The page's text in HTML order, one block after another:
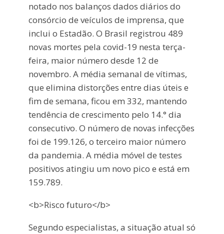
notado nos balanços dados diários do
consórcio de veículos de imprensa, que
inclui o Estadão. O Brasil registrou 489
novas mortes pela covid-19 nesta terça-
feira, maior número desde 12 de
novembro. A média semanal de vítimas,
que elimina distorções entre dias úteis e
fim de semana, ficou em 332, mantendo
tendência de crescimento pelo 14.° dia
consecutivo. O número de novas infecções
foi de 199.126, o terceiro maior número
da pandemia. A média móvel de testes
positivos atingiu um novo pico e está em
159.789.
<b>Risco futuro</b>
Segundo especialistas, a situação atual só